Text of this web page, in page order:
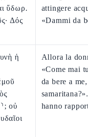
ὕδωρ.
Δός
attingere
«Dammi da
ἡ
οὐ
Allora la
«Come mai
da bere a
hanno